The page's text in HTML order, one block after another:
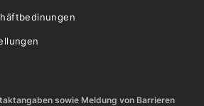
sowie Meldung von Barrieren